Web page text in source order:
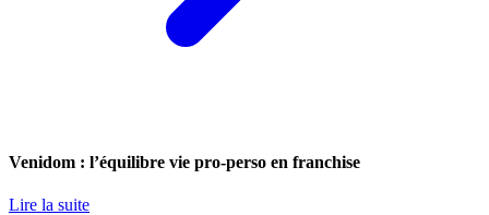
Venidom : l’équilibre vie pro-perso en franchise
Lire la suite